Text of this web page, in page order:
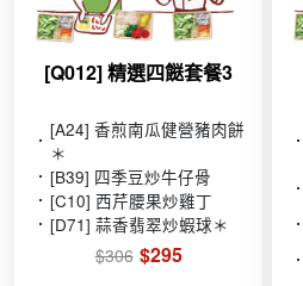
[Q012] 精選四餸套餐3
[A24] 香煎南瓜健營豬肉餅
＊
[B39] 四季豆炒牛仔骨
[C10] 西芹腰果炒雞丁
[D71] 蒜香翡翠炒蝦球＊
$306 $295